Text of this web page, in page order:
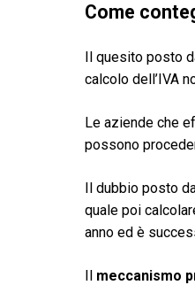
Come
Il quesito posto
calcolo dell’IVA
Le aziende che
possono
Il dubbio posto
quale poi
anno ed è
meccanismo